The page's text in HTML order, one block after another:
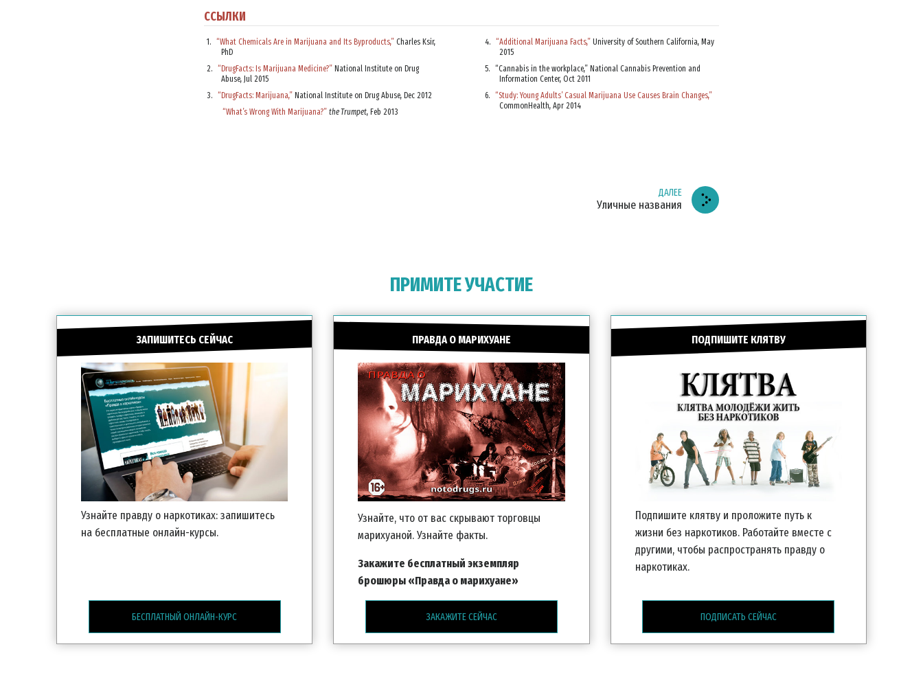
ССЫЛКИ
“What Chemicals Are in Marijuana and Its Byproducts,” Charles Ksir,
PhD
“DrugFacts: Is Marijuana Medicine?” National Institute on Drug
Abuse, Jul 2015
“DrugFacts: Marijuana,” National Institute on Drug Abuse, Dec 2012
“What’s Wrong With Marijuana?” the Trumpet, Feb 2013
“Additional Marijuana Facts,” University of Southern California, May
2015
“Cannabis in the workplace,” National Cannabis Prevention and
Information Center, Oct 2011
“Study: Young Adults’ Casual Marijuana Use Causes Brain Changes,”
CommonHealth, Apr 2014
ДАЛЕЕ
Уличные названия
ПРИМИТЕ УЧАСТИЕ
ЗАПИШИТЕСЬ СЕЙЧАС
Узнайте правду о наркотиках: запишитесь
на бесплатные онлайн-курсы.
БЕСПЛАТНЫЙ ОНЛАЙН-КУРС
ПРАВДА О МАРИХУАНЕ
Узнайте, что от вас скрывают торговцы
марихуаной. Узнайте факты.
Закажите бесплатный экземпляр
брошюры «Правда о марихуане»
ЗАКАЖИТЕ СЕЙЧАС
ПОДПИШИТЕ КЛЯТВУ
Подпишите клятву и проложите путь к
жизни без наркотиков. Работайте вместе с
другими, чтобы распространять правду о
наркотиках.
ПОДПИСАТЬ СЕЙЧАС